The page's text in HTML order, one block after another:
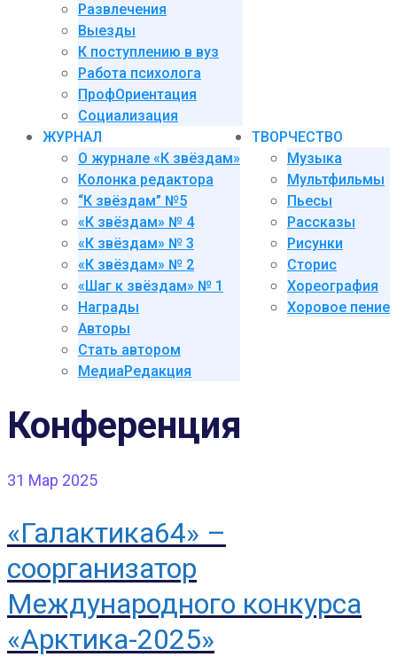
Развлечения
Выезды
К поступлению в вуз
Работа психолога
ПрофОриентация
Социализация
ЖУРНАЛ
О журнале «К звёздам»
Колонка редактора
“К звёздам” №5
«К звёздам» № 4
«К звёздам» № 3
«К звёздам» № 2
«Шаг к звёздам» № 1
Награды
Авторы
Стать автором
МедиаРедакция
ТВОРЧЕСТВО
Музыка
Мультфильмы
Пьесы
Рассказы
Рисунки
Сторис
Хореография
Хоровое пение
Конференция
31 Мар 2025
«Галактика64» –
соорганизатор
Международного конкурса
«Арктика-2025»